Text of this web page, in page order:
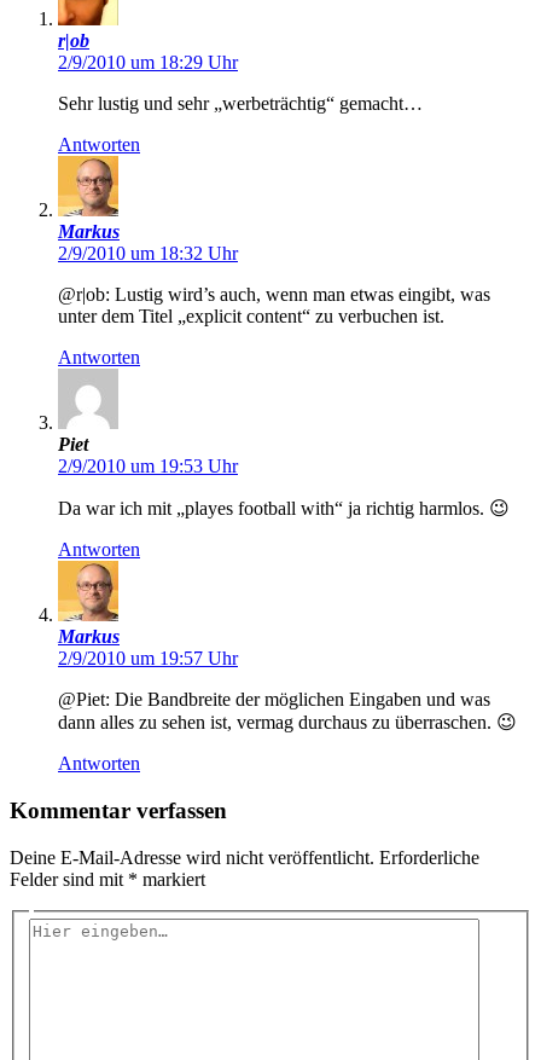
r|ob
2/9/2010 um 18:29 Uhr
Sehr lustig und sehr „werbeträchtig“ gemacht…
Antworten
Markus
2/9/2010 um 18:32 Uhr
@r|ob: Lustig wird’s auch, wenn man etwas eingibt, was
unter dem Titel „explicit content“ zu verbuchen ist.
Antworten
Piet
2/9/2010 um 19:53 Uhr
Da war ich mit „playes football with“ ja richtig harmlos. 😉
Antworten
Markus
2/9/2010 um 19:57 Uhr
@Piet: Die Bandbreite der möglichen Eingaben und was
dann alles zu sehen ist, vermag durchaus zu überraschen. 😉
Antworten
Kommentar verfassen
Deine E-Mail-Adresse wird nicht veröffentlicht. Erforderliche
Felder sind mit * markiert
Hier